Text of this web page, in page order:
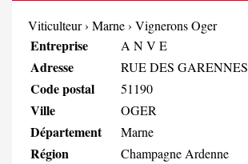
Viticulteur› Marne› Vignerons Oger
Entreprise A N V E
Adresse RUE DES GARENNES
Code postal 51190
Ville OGER
Département Marne
Région Champagne Ardenne